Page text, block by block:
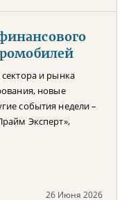
и рынка
новые
события недели –
Эксперт»,
26 Июня 2026